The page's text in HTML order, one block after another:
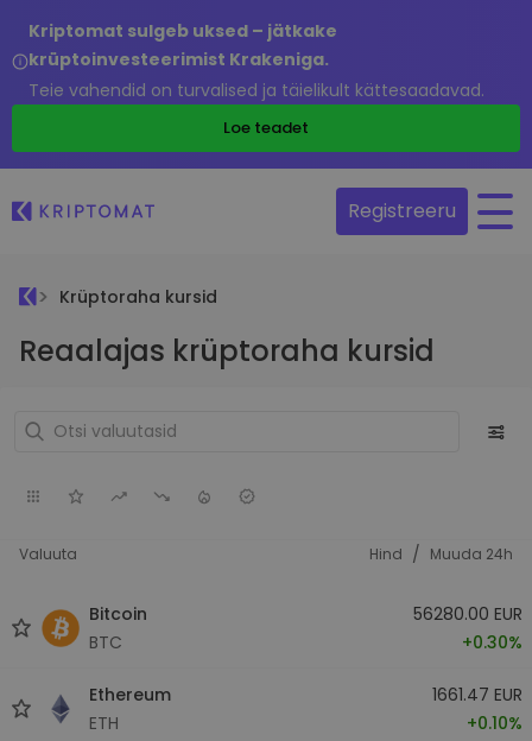
Kriptomat sulgeb uksed – jätkake
krüptoinvesteerimist Krakeniga.
Teie vahendid on turvalised ja täielikult kättesaadavad.
Loe teadet
Registreeru
Krüptoraha kursid
Reaalajas krüptoraha kursid
Valuuta Hind / Muuda 24h
Bitcoin
BTC
56280.00 EUR
+0.30%
Ethereum
ETH
1661.47 EUR
+0.10%